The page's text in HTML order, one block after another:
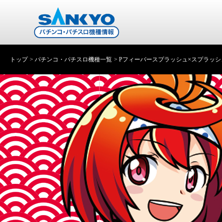
トップ パチンコ・パチスロ機種一覧 Pフィーバースプラッシュ×スプラッ